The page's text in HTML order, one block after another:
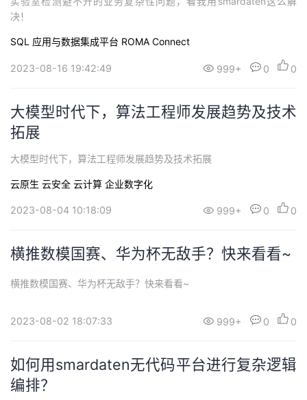
决！
SQL 应用与数据集成平台 ROMA Connect
2023-08-16 19:42:49 999+ 0 0
大模型时代下，算法工程师发展趋势及技术
拓展
大模型时代下，算法工程师发展趋势及技术拓展
云原生 云安全 云计算 企业数字化
2023-08-04 10:18:09 999+ 0 0
横推数模国赛、华为杯无敌手？快来看看~
横推数模国赛、华为杯无敌手？快来看看~
2023-08-02 18:07:33 999+ 0 0
如何用smardaten无代码平台进行复杂逻辑
编排？